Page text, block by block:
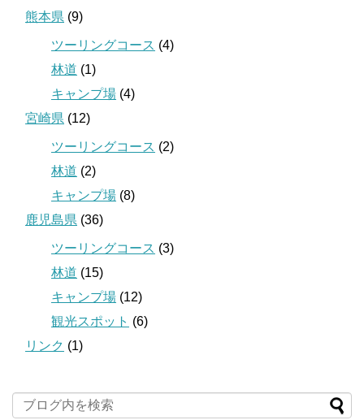
熊本県 (9)
ツーリングコース (4)
林道 (1)
キャンプ場 (4)
宮崎県 (12)
ツーリングコース (2)
林道 (2)
キャンプ場 (8)
鹿児島県 (36)
ツーリングコース (3)
林道 (15)
キャンプ場 (12)
観光スポット (6)
リンク (1)